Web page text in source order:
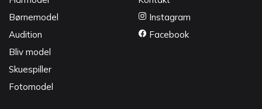
Børnemodel
Audition
Bliv model
Skuespiller
Fotomodel
Instagram
Facebook